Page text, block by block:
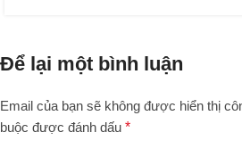
Để lại một bình luận
Email của bạn sẽ không được hiển thị
buộc được đánh dấu *